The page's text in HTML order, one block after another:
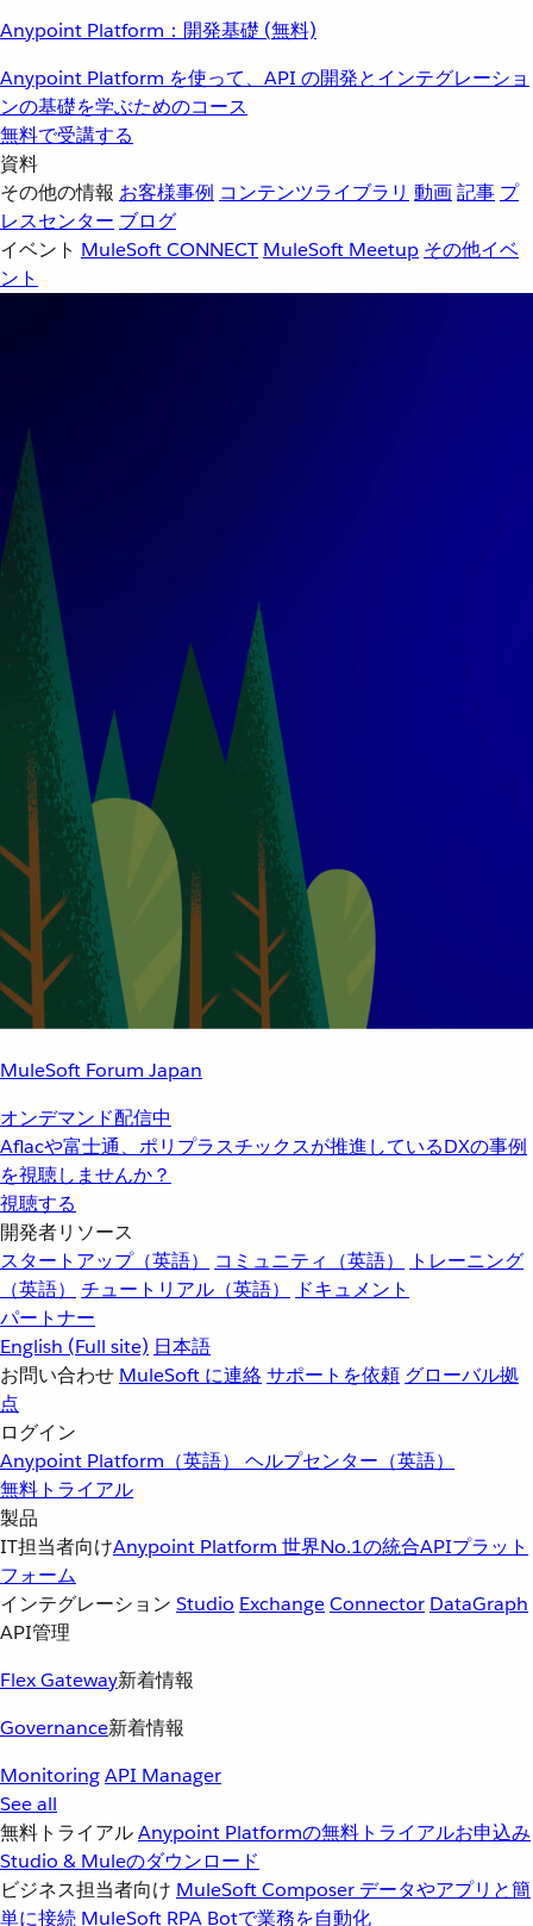
Anypoint Platform：開発基礎 (無料)
Anypoint Platform を使って、API の開発とインテグレーショ
ンの基礎を学ぶためのコース
無料で受講する
資料
その他の情報 お客様事例 コンテンツライブラリ 動画記事 プ
レスセンター ブログ
イベント MuleSoft CONNECT MuleSoft Meetup その他イベ
ント
MuleSoft Forum Japan
オンデマンド配信中
Aflacや富士通、ポリプラスチックスが推進しているDXの事例
を視聴しませんか？
視聴する
開発者リソース
スタートアップ（英語）
コミュニティ（英語）
トレーニング
（英語）
チュートリアル（英語）
ドキュメント
パートナー
English (Full site) 日本語
お問い合わせ MuleSoft に連絡サポートを依頼 グローバル拠
点
ログイン
Anypoint Platform（英語） ヘルプセンター（英語）
無料トライアル
製品
IT担当者向けAnypoint Platform 世界No.1の統合APIプラット
フォーム
インテグレーション Studio ExchangeConnector DataGraph
API管理
Flex Gateway新着情報
Governance新着情報
MonitoringAPI Manager
See all
無料トライアルAnypoint Platformの無料トライアルお申込み
Studio & Muleのダウンロード
ビジネス担当者向け MuleSoft Composer データやアプリと簡
単に接続 MuleSoft RPA Botで業務を自動化